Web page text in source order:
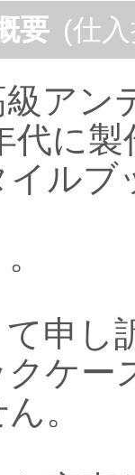
要 (仕
アン
代に
イルブ
申し
ケー
。